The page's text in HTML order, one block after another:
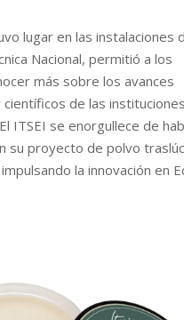
lugar en las instalaciones
Nacional, permitió a los
más sobre los avances
de las instituciones
ITSEI se enorgullece de
su proyecto de polvo
la innovación en